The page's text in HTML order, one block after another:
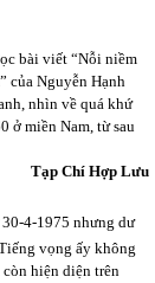
bài viết “Nỗi niềm
của Nguyễn Hạnh
nhìn về quá khứ
ở miền Nam, từ sau
Tạp Chí Hợp Lưu
4-1975 nhưng dư
vọng ấy không
hiện diện trên